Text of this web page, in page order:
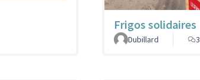
Frigos solidaires
Dubillard
3